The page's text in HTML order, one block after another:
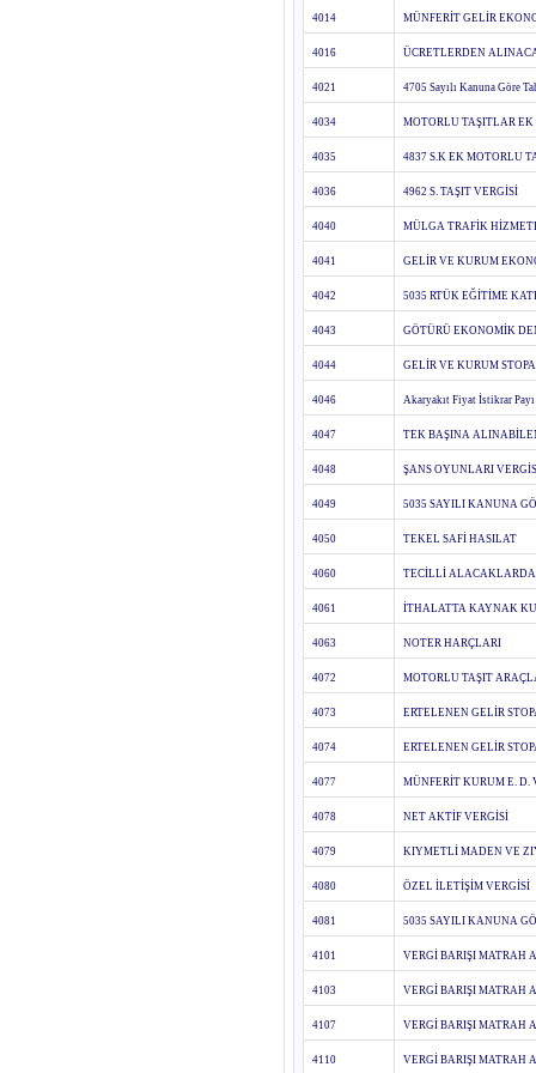
4014 MÜNFERİT GELİR
4016 ÜCRETLERDEN
4021 4705 Sayılı Kanuna Göre
4034 MOTORLU TAŞITLAR EK
4035 4837 S.K EK MOTORLU
4036 4962 S. TAŞIT VERGİSİ
4040 MÜLGA TRAFİK
4041 GELİR VE KURUM
4042 5035 RTÜK EĞİTİME
4043 GÖTÜRÜ EKONOMİK
4044 GELİR VE KURUM
4046 Akaryakıt Fiyat İstikrar Payı
4047 TEK BAŞINA
4048 ŞANS OYUNLARI
4049 5035 SAYILI KANUNA
4050 TEKEL SAFİ HASILAT
4060 TECİLLİ
4061 İTHALATTA KAYNAK
4063 NOTER HARÇLARI
4072 MOTORLU TAŞIT
4073 ERTELENEN GELİR
4074 ERTELENEN GELİR
4077 MÜNFERİT KURUM E. D.
4078 NET AKTİF VERGİSİ
4079 KIYMETLİ MADEN VE
4080 ÖZEL İLETİŞİM VERGİSİ
4081 5035 SAYILI KANUNA
4101 VERGİ BARIŞI MATRAH
4103 VERGİ BARIŞI MATRAH
4107 VERGİ BARIŞI MATRAH
4110 VERGİ BARIŞI MATRAH